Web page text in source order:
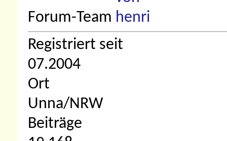
Forum-Team
Registriert seit
07.2004
Ort
Unna/NRW
Beiträge